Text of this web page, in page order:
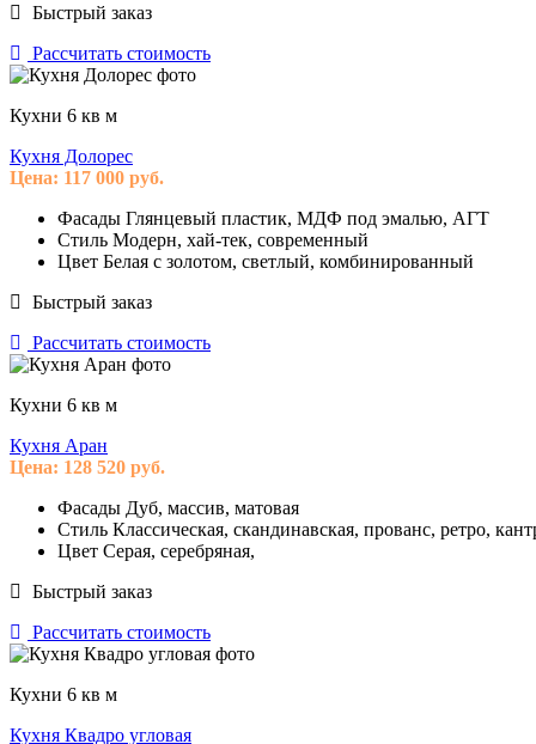
Быстрый заказ
Рассчитать стоимость
Кухни 6 кв м
Кухня Долорес
Цена: 117 000 руб.
Фасады Глянцевый пластик, МДФ под эмалью, АГТ
Стиль Модерн, хай-тек, современный
Цвет Белая с золотом, светлый, комбинированный
Быстрый заказ
Рассчитать стоимость
Кухни 6 кв м
Кухня Аран
Цена: 128 520 руб.
Фасады Дуб, массив, матовая
Стиль Классическая, скандинавская, прованс, ретро,
Цвет Серая, серебряная,
Быстрый заказ
Рассчитать стоимость
Кухни 6 кв м
Кухня Квадро угловая